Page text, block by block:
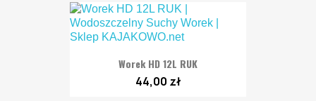
Worek HD 12L RUK
44,00 zł